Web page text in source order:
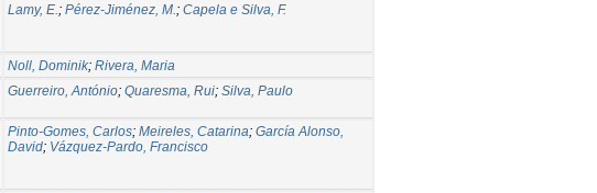
Lamy, E.; Pérez-Jiménez, M.; Capela e Silva, F.
Noll, Dominik; Rivera, Maria
Guerreiro, António; Quaresma, Rui; Silva, Paulo
Pinto-Gomes, Carlos; Meireles, Catarina; García Alonso,
David; Vázquez-Pardo, Francisco